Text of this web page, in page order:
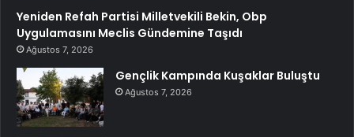
Yeniden Refah Partisi Milletvekili Bekin, Obp
Uygulamasını Meclis Gündemine Taşıdı
Ağustos 7, 2026
Gençlik Kampında Kuşaklar Buluştu
Ağustos 7, 2026